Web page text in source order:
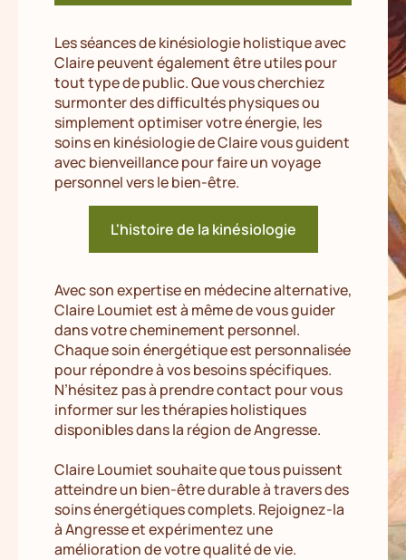
Les séances de kinésiologie holistique avec
Claire peuvent également être utiles pour
tout type de public. Que vous cherchiez
surmonter des difficultés physiques ou
simplement optimiser votre énergie, les
soins en kinésiologie de Claire vous guident
avec bienveillance pour faire un voyage
personnel vers le bien-être.
L'histoire de la kinésiologie
Avec son expertise en médecine alternative,
Claire Loumiet est à même de vous guider
dans votre cheminement personnel.
Chaque soin énergétique est personnalisée
pour répondre à vos besoins spécifiques.
N’hésitez pas à prendre contact pour vous
informer sur les thérapies holistiques
disponibles dans la région de Angresse.
Claire Loumiet souhaite que tous puissent
atteindre un bien-être durable à travers des
soins énergétiques complets. Rejoignez-la
à Angresse et expérimentez une
amélioration de votre qualité de vie.